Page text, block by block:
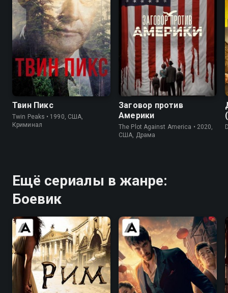
8.4 8.7
Твин Пикс
Twin Peaks • 1990, США,
Криминал
6.7 7.3
Заговор против
Америки
The Plot Against America • 2020,
США, Драма
Ещё сериалы в жанре:
Боевик